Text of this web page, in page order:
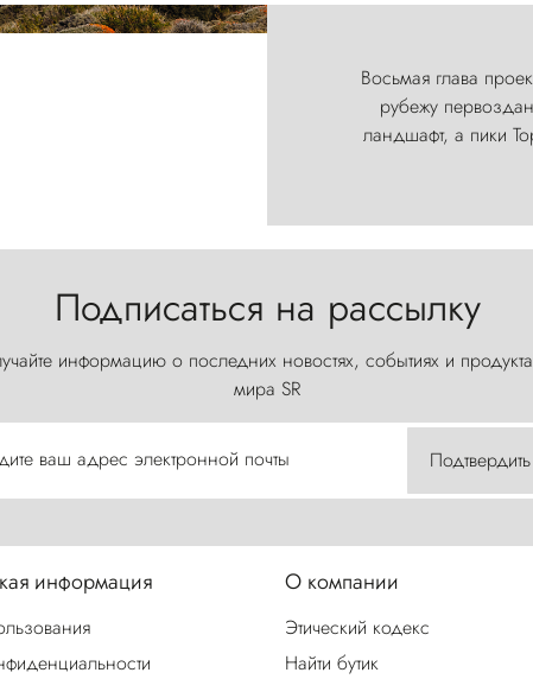
Восьмая глава
рубежу
ландшафт, а пики
Подписаться на рассылку
информацию о последних новостях, событиях и
мира SR
ваш адрес электронной почты Подтвердить
информация О компании
Этический кодекс
Найти бутик